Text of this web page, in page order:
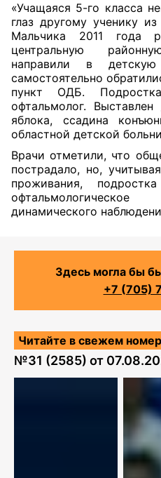
«Учащаяся 5-го класса
глаз другому ученику
Мальчика 2011 года
центральную
направили в
самостоятельно
пункт ОДБ.
офтальмолог. Выставлен
яблока, ссадина
областной детской
Врачи отметили, что
пострадало, но,
проживания,
динамического
Здесь могла бы
+7 (705)
Читайте в свежем
№31 (2585) от